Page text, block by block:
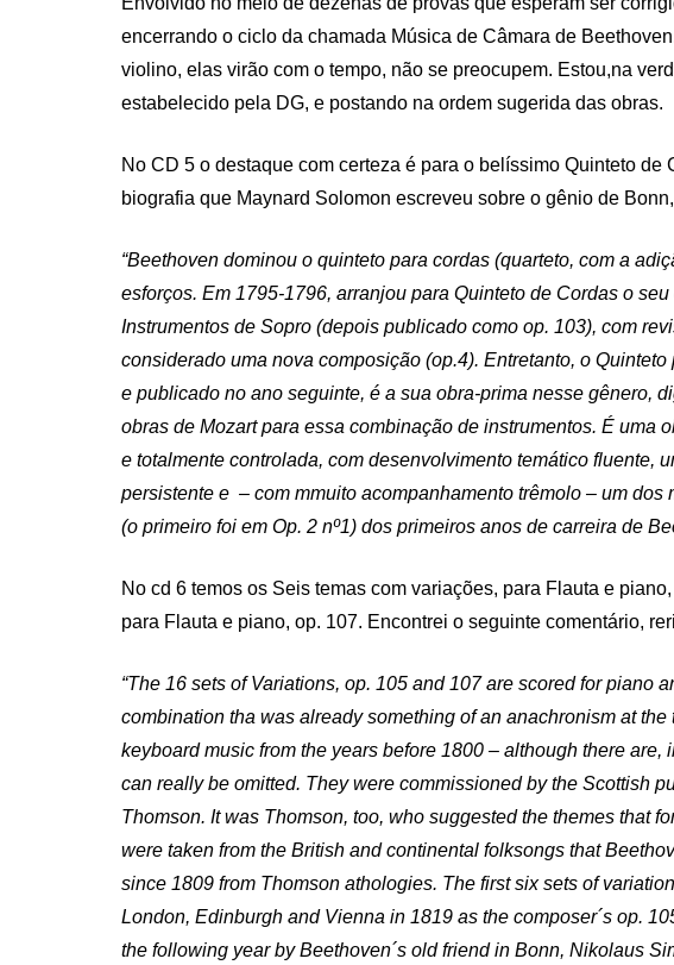
encerrando o ciclo da chamada Música de Câmara de
violino, elas virão com o tempo, não se preocupem. Estou,na
estabelecido pela DG, e postando na ordem sugerida das obras.
No CD 5 o destaque com certeza é para o belíssimo Quinteto de
biografia que Maynard Solomon escreveu sobre o gênio de
“Beethoven dominou o quinteto para cordas (quarteto, com a
esforços. Em 1795-1796, arranjou para Quinteto de Cordas o
Instrumentos de Sopro (depois publicado como op. 103), com
considerado uma nova composição (op.4). Entretanto, o
e publicado no ano seguinte, é a sua obra-prima nesse gênero,
obras de Mozart para essa combinação de instrumentos. É uma
e totalmente controlada, com desenvolvimento temático fluente,
persistente e – com mmuito acompanhamento trêmolo – um dos
(o primeiro foi em Op. 2 nº1) dos primeiros anos de carreira de
No cd 6 temos os Seis temas com variações, para Flauta e
para Flauta e piano, op. 107. Encontrei o seguinte comentário,
“The 16 sets of Variations, op. 105 and 107 are scored for piano
combination tha was already something of an anachronism at
keyboard music from the years before 1800 – although there
can really be omitted. They were commissioned by the Scottish
Thomson. It was Thomson, too, who suggested the themes that
were taken from the British and continental folksongs that
since 1809 from Thomson athologies. The first six sets of
London, Edinburgh and Vienna in 1819 as the composer´s op.
the following year by Beethoven´s old friend in Bonn, Nikolaus